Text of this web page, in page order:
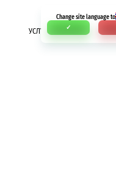
Change site language to
✓
УСЛУГИ ОПЛАТА